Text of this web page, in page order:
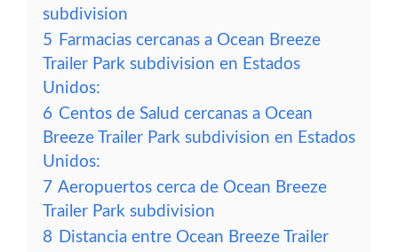
subdivision
5 Farmacias cercanas a Ocean Breeze
Trailer Park subdivision en Estados
Unidos:
6 Centos de Salud cercanas a Ocean
Breeze Trailer Park subdivision en Estados
Unidos:
7 Aeropuertos cerca de Ocean Breeze
Trailer Park subdivision
8 Distancia entre Ocean Breeze Trailer